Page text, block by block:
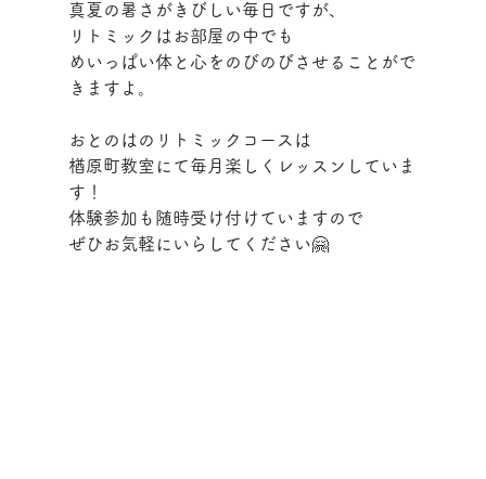
真夏の暑さがきびしい毎日ですが、
リトミックはお部屋の中でも
めいっぱい体と心をのびのびさせることがで
きますよ。
おとのはのリトミックコースは
楢原町教室にて毎月楽しくレッスンしていま
す！
体験参加も随時受け付けていますので
ぜひお気軽にいらしてください🤗